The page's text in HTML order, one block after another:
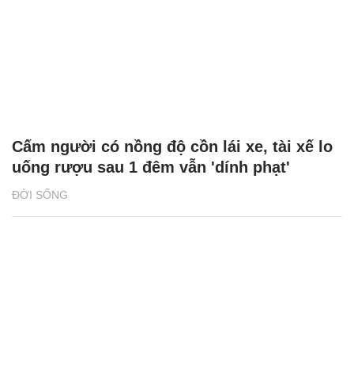
ĐỜI SỐNG
Cấm người có nồng độ cồn lái xe, tài xế lo
uống rượu sau 1 đêm vẫn 'dính phạt'